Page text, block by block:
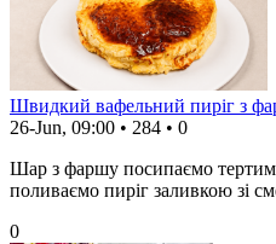
Швидкий вафельний пиріг з
26-Jun, 09:00 • 284 • 0
Шар з фаршу посипаємо
поливаємо пиріг заливкою зі
0